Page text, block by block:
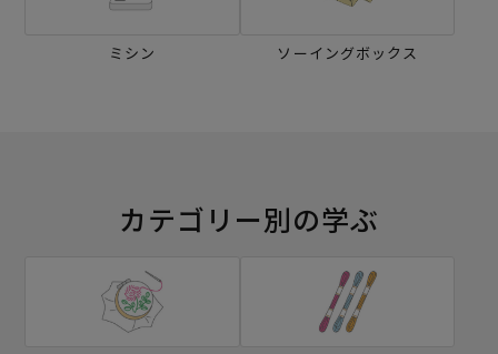
ミシン ソーイングボックス
カテゴリー別の学ぶ